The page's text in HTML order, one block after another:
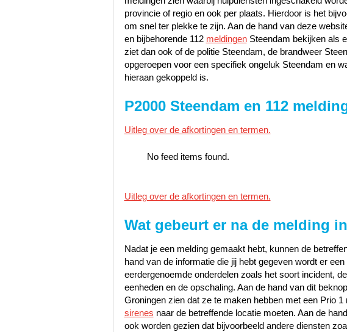
provincie of regio en ook per plaats. Hierdoor is het
om snel ter plekke te zijn. Aan de hand van deze
en bijbehorende 112 meldingenSteendam bekijken als
ziet dan ook of de politie Steendam, de brandweer
opgeroepen voor een specifiek ongeluk Steendam en
hieraan gekoppeld is.
P2000 Steendam en 112
Uitleg over de afkortingen en termen.
No feed items found.
Uitleg over de afkortingen en termen.
Wat gebeurt er na de melding
Nadat je een melding gemaakt hebt, kunnen de
hand van de informatie die jij hebt gegeven wordt er
eerdergenoemde onderdelen zoals het soort incident,
eenheden en de opschaling. Aan de hand van dit
Groningen zien dat ze te maken hebben met een Prio
sirenes naar de betreffende locatie moeten. Aan de
ook worden gezien dat bijvoorbeeld andere diensten